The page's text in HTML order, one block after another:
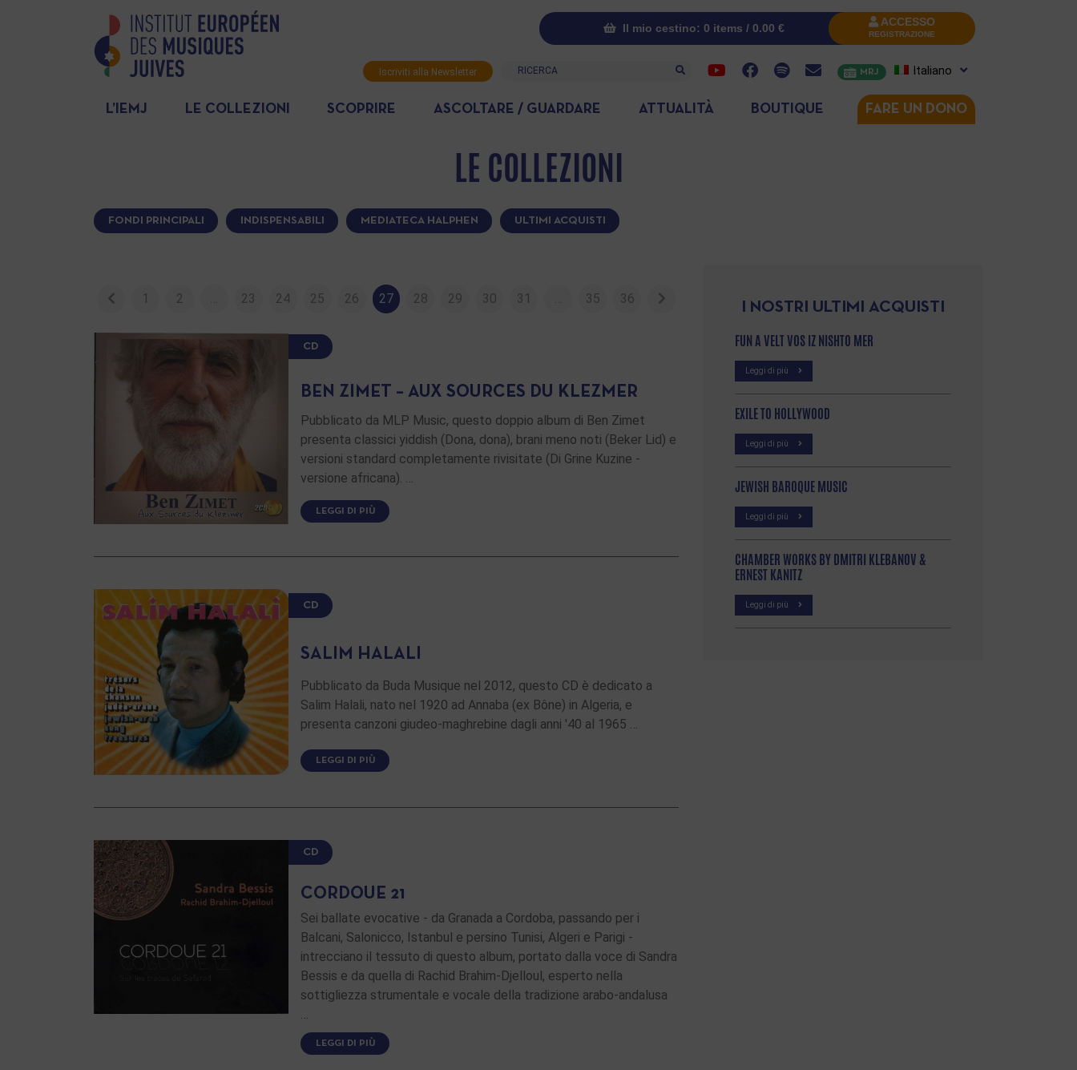
Il mio cestino: 0 items / 0.00 € ACCESSO
REGISTRAZIONE
Iscriviti alla Newsletter Ricerca MRJ Italiano
L’IEMJ LE COLLEZIONI SCOPRIRE ASCOLTARE / GUARDARE ATTUALITÀ BOUTIQUE FARE UN DONO
LE COLLEZIONI
FONDI PRINCIPALI INDISPENSABILI MEDIATECA HALPHEN ULTIMI ACQUISTI
1 2 … 23 24 25 26 27 28 29 30 31 … 35 36
CD
BEN ZIMET – AUX SOURCES DU KLEZMER
Pubblicato da MLP Music, questo doppio album di Ben Zimet
presenta classici yiddish (Dona, dona), brani meno noti (Beker Lid) e
versioni standard completamente rivisitate (Di Grine Kuzine -
versione africana). …
LEGGI DI PIÙ
CD
SALIM HALALI
Pubblicato da Buda Musique nel 2012, questo CD è dedicato a
Salim Halali, nato nel 1920 ad Annaba (ex Bône) in Algeria, e
presenta canzoni giudeo-maghrebine dagli anni '40 al 1965 …
LEGGI DI PIÙ
CD
CORDOUE 21
Sei ballate evocative - da Granada a Cordoba, passando per i
Balcani, Salonicco, Istanbul e persino Tunisi, Algeri e Parigi -
intrecciano il tessuto di questo album, portato dalla voce di Sandra
Bessis e da quella di Rachid Brahim-Djelloul, esperto nella
sottigliezza strumentale e vocale della tradizione arabo-andalusa
…
LEGGI DI PIÙ
I NOSTRI ULTIMI ACQUISTI
FUN A VELT VOS IZ NISHTO MER
Leggi di più
EXILE TO HOLLYWOOD
Leggi di più
JEWISH BAROQUE MUSIC
Leggi di più
CHAMBER WORKS BY DMITRI KLEBANOV &
ERNEST KANITZ
Leggi di più